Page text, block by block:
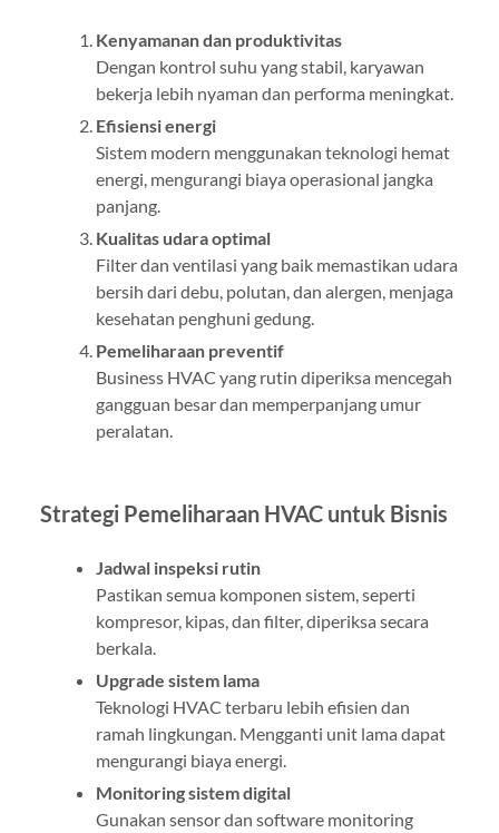
Kenyamanan dan produktivitas
Dengan kontrol suhu yang stabil, karyawan
bekerja lebih nyaman dan performa meningkat.
Efisiensi energi
Sistem modern menggunakan teknologi hemat
energi, mengurangi biaya operasional jangka
panjang.
Kualitas udara optimal
Filter dan ventilasi yang baik memastikan udara
bersih dari debu, polutan, dan alergen, menjaga
kesehatan penghuni gedung.
Pemeliharaan preventif
Business HVAC yang rutin diperiksa mencegah
gangguan besar dan memperpanjang umur
peralatan.
Strategi Pemeliharaan HVAC untuk Bisnis
Jadwal inspeksi rutin
Pastikan semua komponen sistem, seperti
kompresor, kipas, dan filter, diperiksa secara
berkala.
Upgrade sistem lama
Teknologi HVAC terbaru lebih efisien dan
ramah lingkungan. Mengganti unit lama dapat
mengurangi biaya energi.
Monitoring sistem digital
Gunakan sensor dan software monitoring